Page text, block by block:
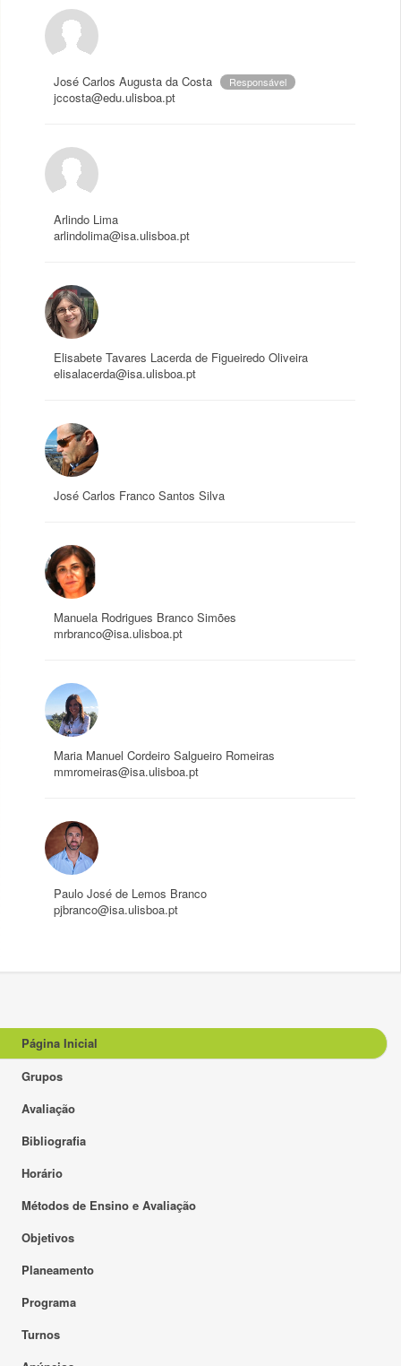
José Carlos Augusta da Costa Responsável
jccosta@edu.ulisboa.pt
Arlindo Lima
arlindolima@isa.ulisboa.pt
Elisabete Tavares Lacerda de Figueiredo Oliveira
elisalacerda@isa.ulisboa.pt
José Carlos Franco Santos Silva
Manuela Rodrigues Branco Simões
mrbranco@isa.ulisboa.pt
Maria Manuel Cordeiro Salgueiro Romeiras
mmromeiras@isa.ulisboa.pt
Paulo José de Lemos Branco
pjbranco@isa.ulisboa.pt
Página Inicial
Grupos
Avaliação
Bibliografia
Horário
Métodos de Ensino e Avaliação
Objetivos
Planeamento
Programa
Turnos